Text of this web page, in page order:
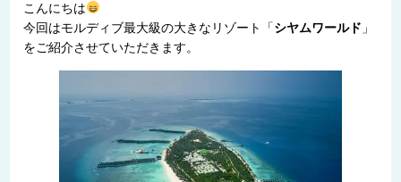
こんにちは
今回はモルディブ最大級の大きなリゾート「 シヤムワールド 」
をご紹介させていただきます。